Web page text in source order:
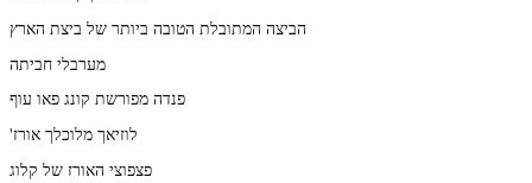
הביצה המתובלת הטובה ביותר של ביצת הארץ
מערבלי חביתה
פנדה מפורשת קונג פאו עוף
'לוזיאך מלוכלך אורז
פצפוצי האורז של קלוג